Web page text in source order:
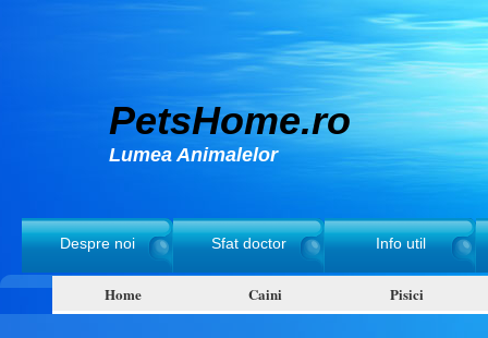
PetsHome.ro
Lumea Animalelor
Despre noi Sfat doctor Info util
Home Caini Pisici